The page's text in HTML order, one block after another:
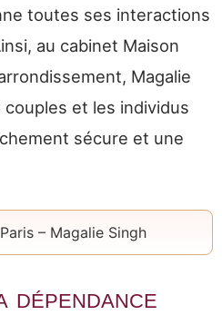
toutes ses interactions
au cabinet Maison
Magalie
et les individus
sécure et une